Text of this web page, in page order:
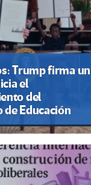
Trump firma un
el
del
Educación